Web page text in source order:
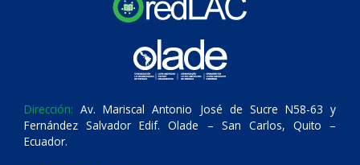
Dirección: Av. Mariscal Antonio José de Sucre N58-63 y
Fernández Salvador Edif. Olade – San Carlos, Quito –
Ecuador.